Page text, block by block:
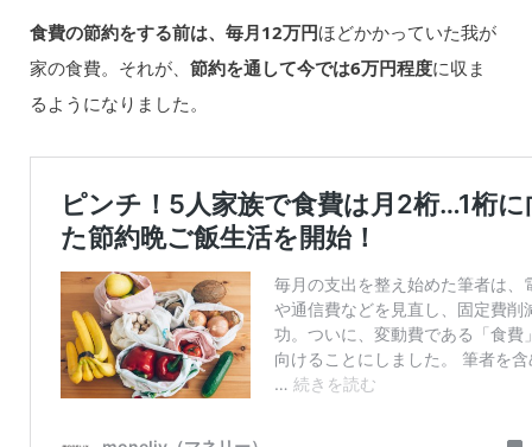
食費の節約をする前は、毎月12万円ほどかかっていた我が
家の食費。それが、 節約を通して今では6万円程度に収ま
るようになりました。